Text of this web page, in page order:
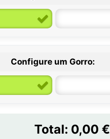
Configure um Gorro:
Total: 0,00 €